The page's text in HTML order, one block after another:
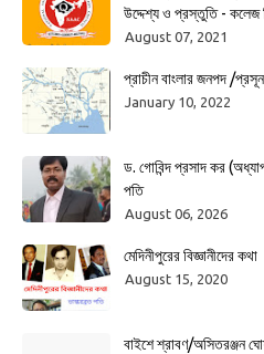
উদ্দেশ্য ও প্রস্তুতি - কলেজ
August 07, 2021
প্রাচীন বাংলার জনপদ /প্রসূন
January 10, 2022
ড. গোবিন্দ প্রসাদ কর
পতি
August 06, 2026
মেদিনীপুরের বিজ্ঞানীদের কথা
August 15, 2020
বাইশে শ্রাবণ/অসিতরঞ্জন